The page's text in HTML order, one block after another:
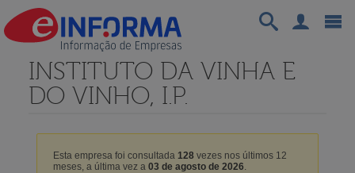
INSTITUTO DA VINHA E
DO VINHO, I.P.
Esta empresa foi consultada 128vezes nos últimos 12
meses, a última vez a 03 de agosto de 2026.